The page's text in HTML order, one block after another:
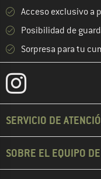
Acceso exclusivo a
Posibilidad de
Sorpresa para tu
SERVICIO DE
SOBRE EL EQUIPO